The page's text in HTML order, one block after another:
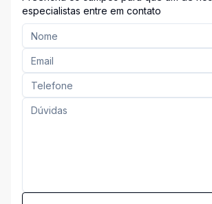
especialistas entre em contato